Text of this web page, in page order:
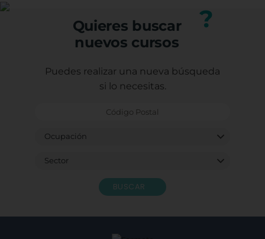
Quieres buscar
nuevos cursos
?
Puedes realizar una nueva búsqueda
si lo necesitas.
BUSCAR